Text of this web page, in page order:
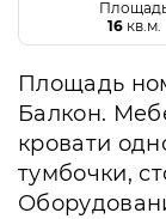
16кв.м.
Площадь
Балкон.
кровати
тумбочки,